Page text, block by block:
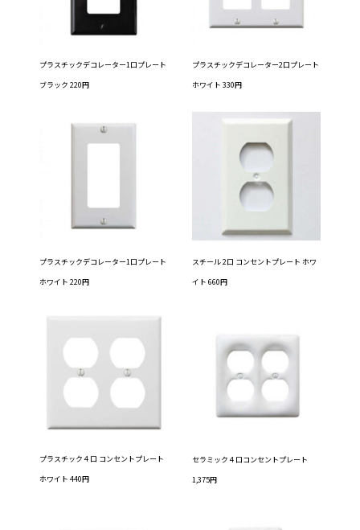
プラスチックデコレーター1口プレート
ブラック 220円
プラスチックデコレーター2口プレート
ホワイト 330円
プラスチックデコレーター1口プレート
ホワイト 220円
スチール 2口 コンセントプレート ホワ
イト 660円
プラスチック４口 コンセントプレート
ホワイト 440円
セラミック４口コンセントプレート
1,375円